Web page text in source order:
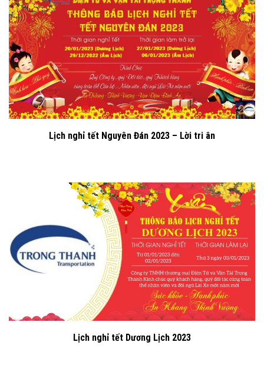
Lịch nghỉ tết Nguyên Đán 2023 – Lời tri ân
Lịch nghỉ tết Dương Lịch 2023